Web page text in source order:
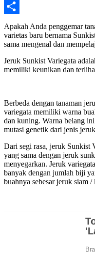
Email
Share
Apakah Anda penggemar
varietas baru bernama
sama mengenal dan
Jeruk Sunkist Variegata
memiliki keunikan dan
Berbeda dengan tanaman
variegata memiliki warna
dan kuning. Warna belang
mutasi genetik dari jenis
Dari segi rasa, jeruk Sunkist
yang sama dengan jeruk
menyegarkan. Jeruk
banyak dengan jumlah biji
buahnya sebesar jeruk siam